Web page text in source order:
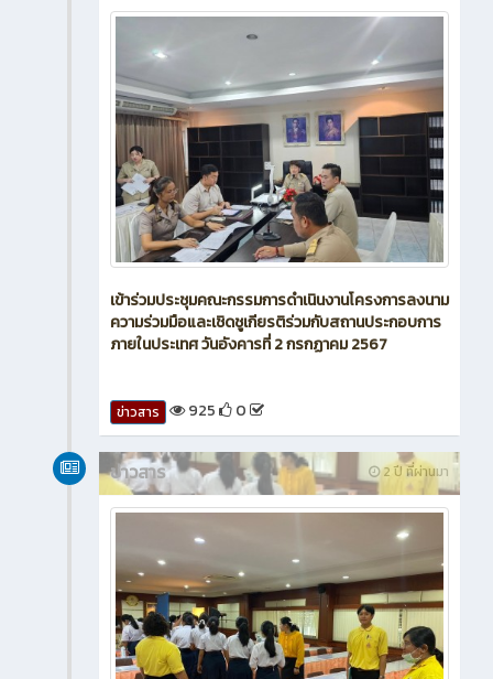
เข้าร่วมประชุมคณะกรรมการดำเนินงานโครงการลงนาม
ความร่วมมือและเชิดชูเกียรติร่วมกับสถานประกอบการ
ภายในประเทศ วันอังคารที่ 2 กรกฏาคม 2567
ข่าวสาร 925 0
2 ปี ที่ผ่านมา
ข่าวสาร